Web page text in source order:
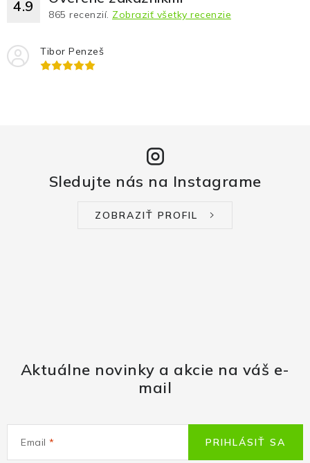
4.9 865 recenzií. Zobraziť všetky recenzie
Tibor Penzeš
Sledujte nás na Instagrame
ZOBRAZIŤ PROFIL
Aktuálne novinky a akcie na váš e-
mail
Email PRIHLÁSIŤ SA